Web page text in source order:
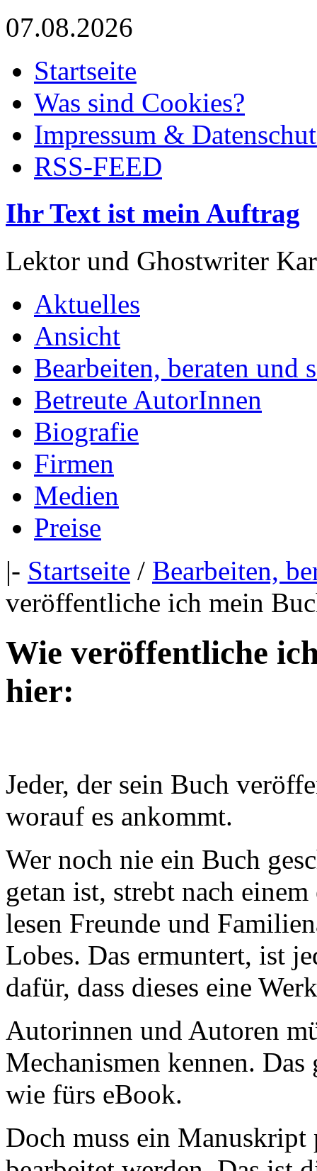
07.08.2026
Startseite
Was sind Cookies?
Impressum &
RSS-FEED
Ihr Text ist mein Auftrag
Lektor und Ghostwriter
Aktuelles
Ansicht
Bearbeiten, beraten und
Betreute AutorInnen
Biografie
Firmen
Medien
Preise
|- Startseite / Bearbeiten,
veröffentliche ich mein
Wie veröffentliche
hier:
Jeder, der sein Buch
worauf es ankommt.
Wer noch nie ein Buch
getan ist, strebt nach
lesen Freunde und
Lobes. Das ermuntert, ist
dafür, dass dieses eine
Autorinnen und Autoren
Mechanismen kennen.
wie fürs eBook.
Doch muss ein